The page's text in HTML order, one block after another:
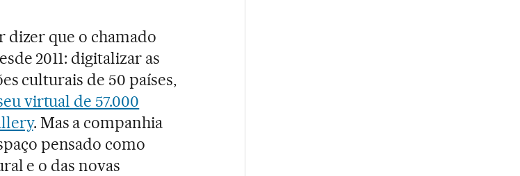
dizer que o chamado
2011: digitalizar as
culturais de 50 países,
virtual de 57.000
. Mas a companhia
pensado como
e o das novas